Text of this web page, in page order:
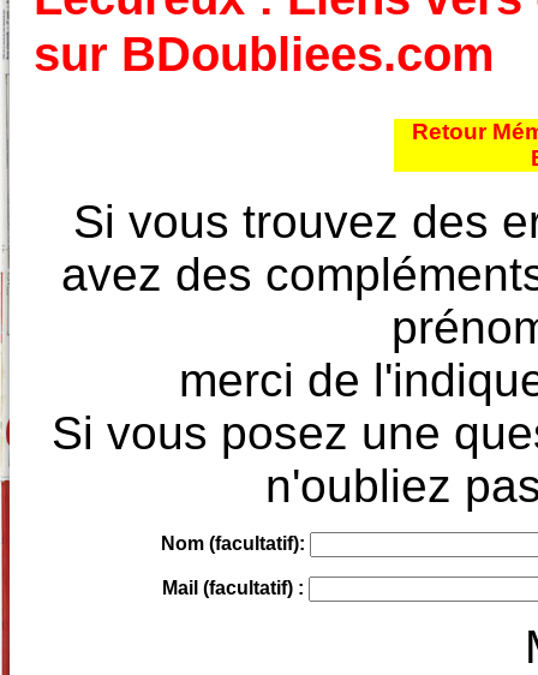
sur BDoubliees.com
Retour
Si vous trouvez des
avez des
merci de
Si vous posez une
n'oubliez
Nom (facultatif):
Mail (facultatif) :